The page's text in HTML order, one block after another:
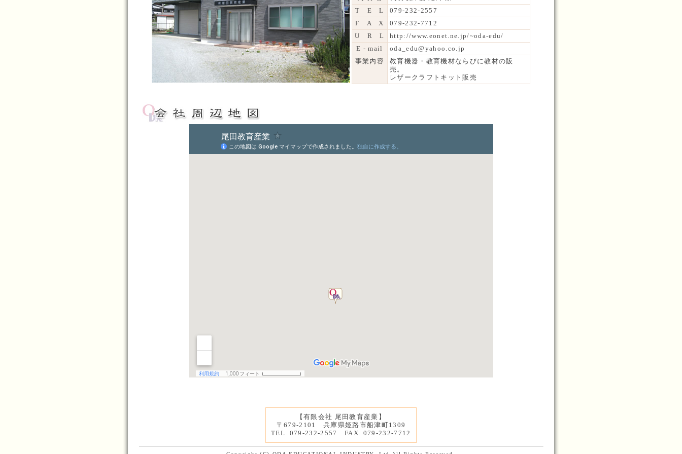
T E L
079-232-2557
F A X
079-232-7712
U R L
http://www.eonet.ne.jp/~oda-edu/
E - mail
oda_edu@yahoo.co.jp
事業内容
教育機器・教育機材ならびに教材の販
売。
レザークラフトキット販売
【有限会社 尾田教育産業】
〒679-2101 兵庫県姫路市船津町1309
TEL. 079-232-2557 FAX. 079-232-7712